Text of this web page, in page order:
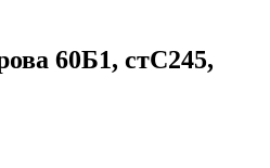
60Б1, стС245,